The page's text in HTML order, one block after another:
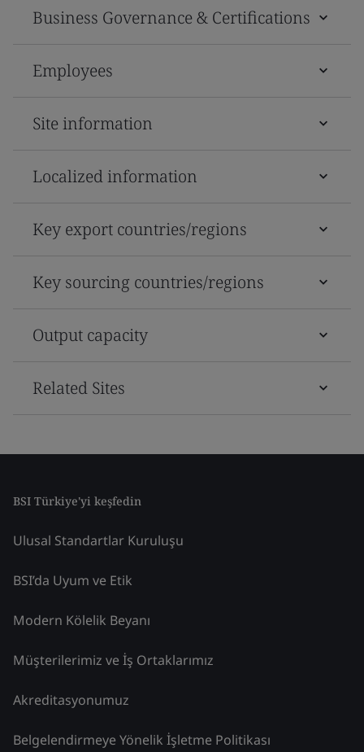
Business Governance & Certifications
Employees
Site information
Localized information
Key export countries/regions
Key sourcing countries/regions
Output capacity
Related Sites
BSI Türkiye'yi keşfedin
Ulusal Standartlar Kuruluşu
BSI’da Uyum ve Etik
Modern Kölelik Beyanı
Müşterilerimiz ve İş Ortaklarımız
Akreditasyonumuz
Belgelendirmeye Yönelik İşletme Politikası